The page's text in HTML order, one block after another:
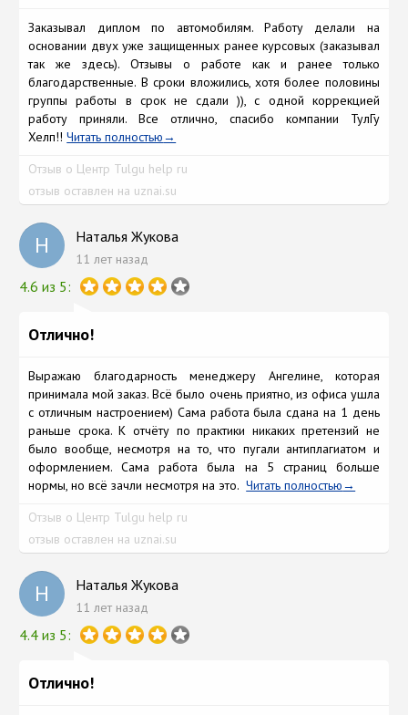
Заказывал диплом по автомобилям. Работу делали на
основании двух уже защищенных ранее курсовых (заказывал
так же здесь). Отзывы о работе как и ранее только
благодарственные. В сроки вложились, хотя более половины
группы работы в срок не сдали )), с одной коррекцией
работу приняли. Все отлично, спасибо компании ТулГу
Хелп!!Читать полностью
Отзыв о Центр Tulgu help ru
отзыв оставлен на uznai.su
Н Наталья Жукова
11 лет назад
4.6 из 5:
Отлично!
Выражаю благодарность менеджеру Ангелине, которая
принимала мой заказ. Всё было очень приятно, из офиса ушла
с отличным настроением) Сама работа была сдана на 1 день
раньше срока. К отчёту по практики никаких претензий не
было вообще, несмотря на то, что пугали антиплагиатом и
оформлением. Сама работа была на 5 страниц больше
нормы, но всё зачли несмотря на это.Читать полностью
Отзыв о Центр Tulgu help ru
отзыв оставлен на uznai.su
Н Наталья Жукова
11 лет назад
4.4 из 5:
Отлично!